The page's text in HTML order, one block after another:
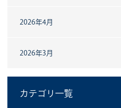
2026年4月
2026年3月
カテゴリ一覧